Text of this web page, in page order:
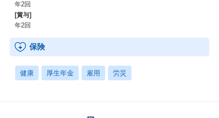
年2回
[賞与]
年2回
保険
健康 厚生年金 雇用 労災